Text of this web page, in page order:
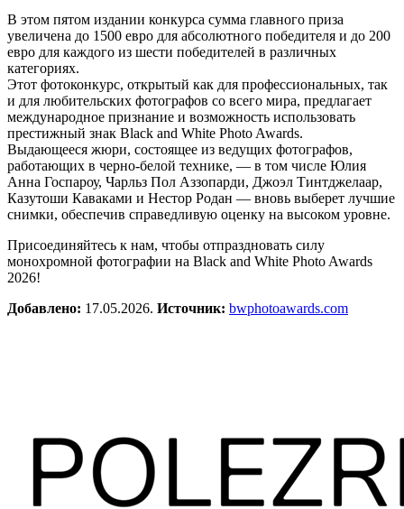
В этом пятом издании конкурса сумма главного приза
увеличена до 1500 евро для абсолютного победителя и до 200
евро для каждого из шести победителей в различных
категориях.
Этот фотоконкурс, открытый как для профессиональных, так
и для любительских фотографов со всего мира, предлагает
международное признание и возможность использовать
престижный знак Black and White Photo Awards.
Выдающееся жюри, состоящее из ведущих фотографов,
работающих в черно-белой технике, — в том числе Юлия
Анна Госпароу, Чарльз Пол Аззопарди, Джоэл Тинтджелаар,
Казутоши Каваками и Нестор Родан — вновь выберет лучшие
снимки, обеспечив справедливую оценку на высоком уровне.
Присоединяйтесь к нам, чтобы отпраздновать силу
монохромной фотографии на Black and White Photo Awards
2026!
Добавлено: 17.05.2026. Источник: bwphotoawards.com